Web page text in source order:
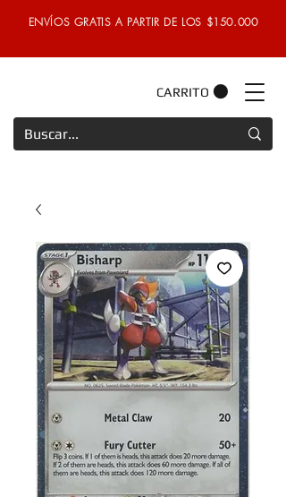
ENVÍOS GRATIS A PARTIR DE LOS $150.000
CARRITO